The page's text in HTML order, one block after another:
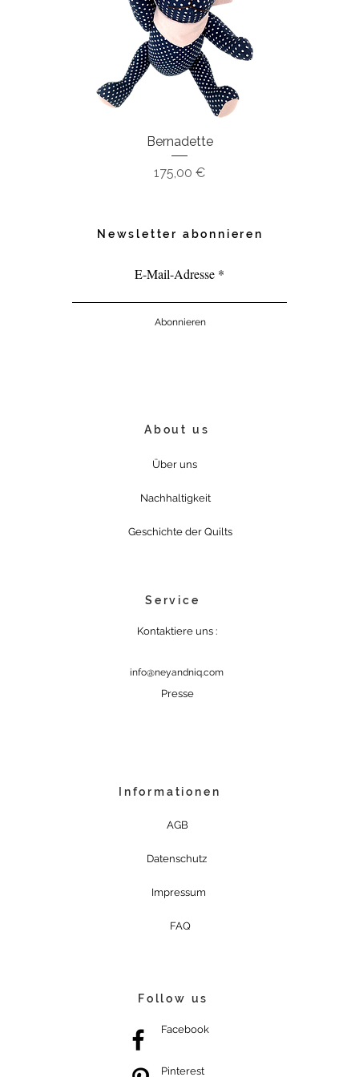
Holzknöpfen.
Größe : ca. 50x50cm.
Kissenfüllung ist nicht inklusive.
Bernadette
Preis
175,00 €
Newsletter abonnieren
E-Mail-Adresse
Abonnieren
About us
Über uns
Nachhaltigkeit
Geschichte der Quilts
Service
Kontaktiere uns :
info@neyandniq.com
Presse
Informationen
AGB
Datenschutz
Impressum
FAQ
Follow us
Facebook
Pinterest